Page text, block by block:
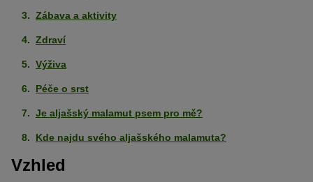
Zábava a aktivity
Zdraví
Výživa
Péče o srst
Je aljašský malamut psem pro mě?
Kde najdu svého aljašského malamuta?
Vzhled